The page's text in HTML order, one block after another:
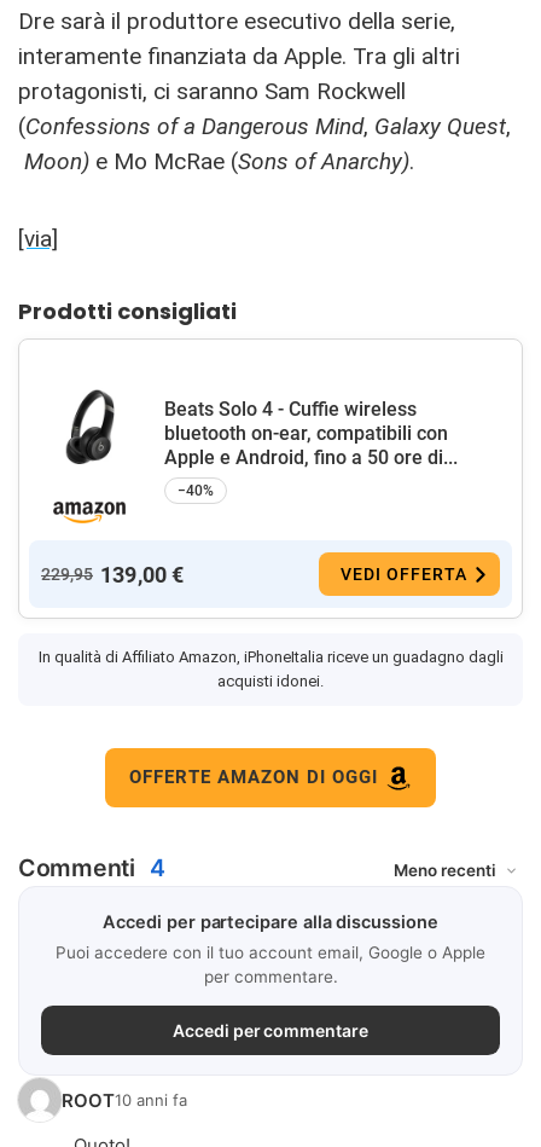
Dre sarà il produttore esecutivo della serie,
interamente finanziata da Apple. Tra gli altri
protagonisti, ci saranno Sam Rockwell
(Confessions of a Dangerous Mind, Galaxy Quest,
Moon) e Mo McRae (Sons of Anarchy).
[via]
Prodotti consigliati
Beats Solo 4 - Cuffie wireless
bluetooth on-ear, compatibili con
Apple e Android, fino a 50 ore di...
−40%
229,95 139,00 € VEDI OFFERTA
In qualità di Affiliato Amazon, iPhoneItalia riceve un guadagno dagli
acquisti idonei.
OFFERTE AMAZON DI OGGI
Commenti 4
Accedi per partecipare alla discussione
Puoi accedere con il tuo account email, Google o Apple
per commentare.
Accedi per commentare
ROOT10 anni fa